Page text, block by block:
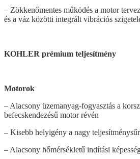
– Zökkenőmentes működés a motor
és a váz közötti integrált vibrációs
KOHLER prémium teljesítmény
Motorok
– Alacsony üzemanyag-fogyasztás a
befecskendezésű motor révén
– Kisebb helyigény a nagy
– Alacsony hőmérsékletű indítási